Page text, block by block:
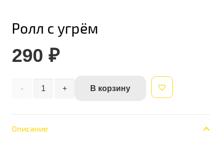
Ролл с угрём
290 ₽
Количество
Ролл
В корзину
Описание